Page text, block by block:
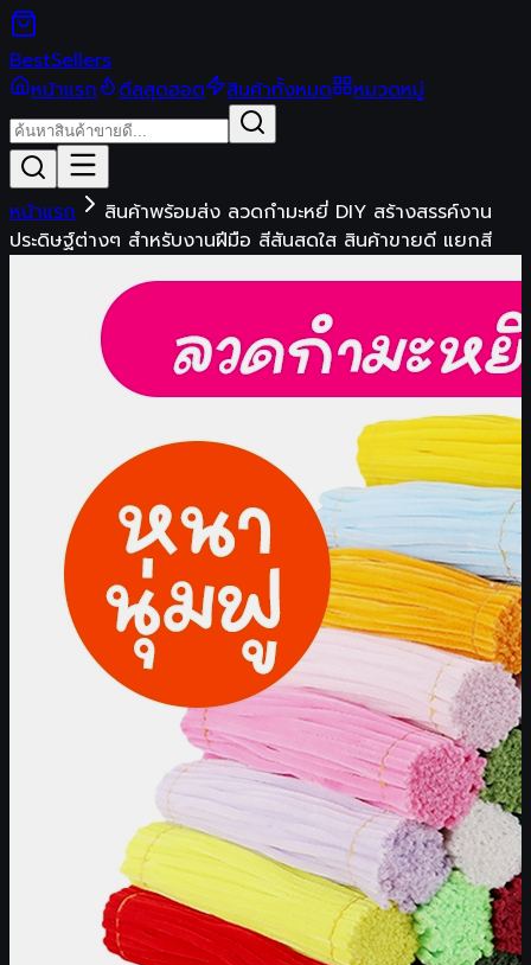
BestSellers
หน้าแรก
ดีลสุดฮอต สินค้าทั้งหมด หมวดหมู่
หน้าแรก
สินค้าพร้อมส่ง ลวดกำมะหยี่ DIY สร้างสรรค์งาน
ประดิษฐ์ต่างๆ สำหรับงานฝีมือ สีสันสดใส สินค้าขายดี แยกสี